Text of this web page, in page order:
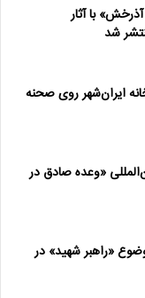
با آثار
شد
ایران‌شهر روی صحنه
«وعده صادق در
با موضوع «راهبر شهید» در